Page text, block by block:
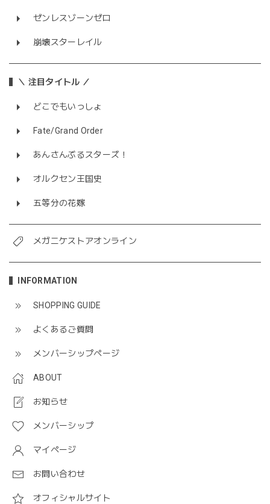
ゼンレスゾーンゼロ
崩壊スターレイル
＼ 注目タイトル ／
どこでもいっしょ
Fate/Grand Order
あんさんぶるスターズ！
オルクセン王国史
五等分の花嫁
メガニケストアオンライン
INFORMATION
SHOPPING GUIDE
よくあるご質問
メンバーシップページ
ABOUT
お知らせ
メンバーシップ
マイページ
お問い合わせ
オフィシャルサイト